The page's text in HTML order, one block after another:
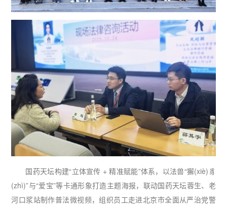
国药天坛构建“立体宣传 + 精准赋能”体系，以法兽“獬(xiè)豸
(zhì)”与“爱宝”等卡通形象打造主题海报，联动国药天坛蓉生、老
河口浆站制作普法微视频，组织员工走进北京市全面从严治党警